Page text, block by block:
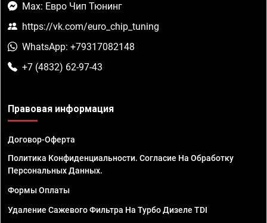
Max: Евро Чип Тюнинг
https://vk.com/euro_chip_tuning
WhatsApp: +79317082148
+7 (4832) 62-97-43
Правовая информация
Договор-Оферта
Политика Конфиденциальности. Согласие На Обработку
Персональных Данных.
Формы Оплаты
Удаление Сажевого Фильтра На Турбо Дизеле TDI